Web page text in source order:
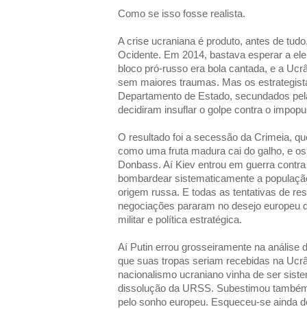
Como se isso fosse realista.
A crise ucraniana é produto, antes de
Ocidente. Em 2014, bastava esperar a
bloco pró-russo era bola cantada, e a
sem maiores traumas. Mas os
Departamento de Estado, secundados
decidiram insuflar o golpe contra o
O resultado foi a secessão da Crimeia,
como uma fruta madura cai do galho, e
Donbass. Aí Kiev entrou em guerra
bombardear sistematicamente a
origem russa. E todas as tentativas de
negociações pararam no desejo europeu
militar e política estratégica.
Aí Putin errou grosseiramente na análise
que suas tropas seriam recebidas na
nacionalismo ucraniano vinha de ser
dissolução da URSS. Subestimou
pelo sonho europeu. Esqueceu-se ainda